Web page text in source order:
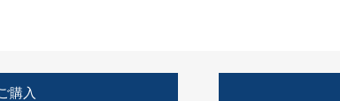
住宅使用部材標準化推進協議会
購入